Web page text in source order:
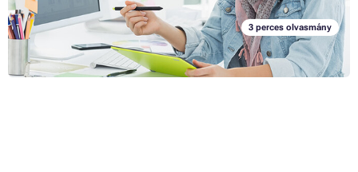
jobban teljesít a munkahelyén.
3 perces olvasmány